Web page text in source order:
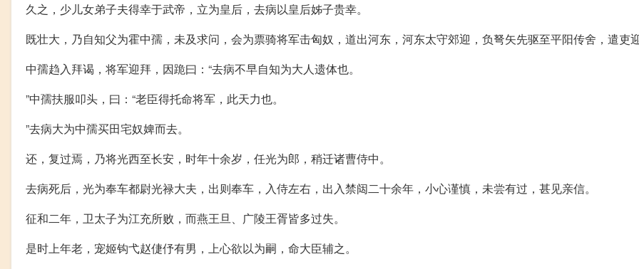
久之，少儿女弟子夫得幸于武帝，立为皇后，去病以皇后姊子贵幸。
既壮大，乃自知父为霍中孺，未及求问，会为票骑将军击匈奴，道出河东，河东太守郊迎，负弩矢先驱至平阳传舍，遣吏迎
中孺趋入拜谒，将军迎拜，因跪曰：“去病不早自知为大人遗体也。
”中孺扶服叩头，曰：“老臣得托命将军，此天力也。
”去病大为中孺买田宅奴婢而去。
还，复过焉，乃将光西至长安，时年十余岁，任光为郎，稍迁诸曹侍中。
去病死后，光为奉车都尉光禄大夫，出则奉车，入侍左右，出入禁闼二十余年，小心谨慎，未尝有过，甚见亲信。
征和二年，卫太子为江充所败，而燕王旦、广陵王胥皆多过失。
是时上年老，宠姬钩弋赵倢伃有男，上心欲以为嗣，命大臣辅之。